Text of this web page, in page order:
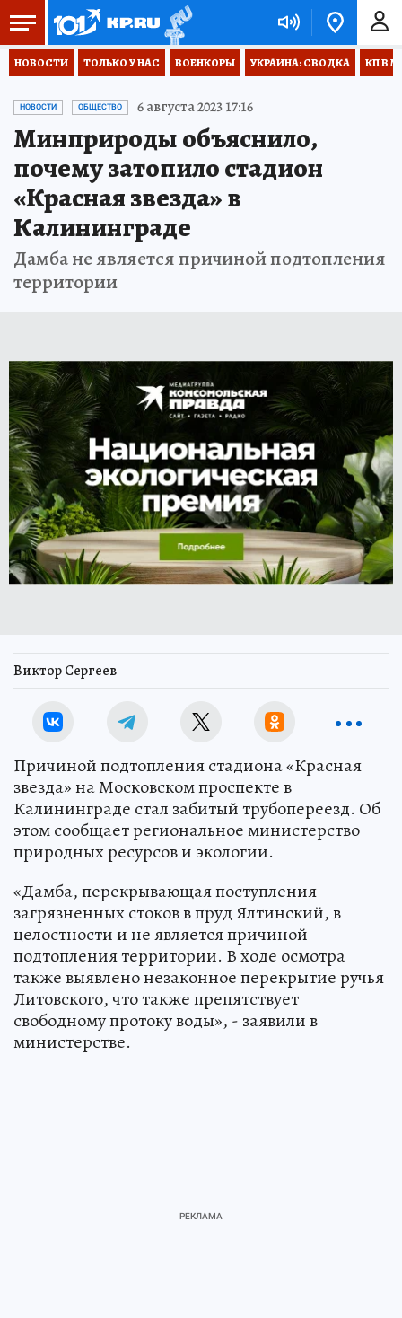
НОВОСТИ ТОЛЬКО У НАС ВОЕНКОРЫ УКРАИНА: СВОДКА КП В
НОВОСТИ ОБЩЕСТВО 6 августа 2023 17:16
Минприроды объяснило,
почему затопило стадион
«Красная звезда» в
Калининграде
Дамба не является причиной подтопления
территории
Виктор Сергеев
Причиной подтопления стадиона «Красная
звезда» на Московском проспекте в
Калининграде стал забитый трубопереезд. Об
этом сообщает региональное министерство
природных ресурсов и экологии.
«Дамба, перекрывающая поступления
загрязненных стоков в пруд Ялтинский, в
целостности и не является причиной
подтопления территории. В ходе осмотра
также выявлено незаконное перекрытие ручья
Литовского, что также препятствует
свободному протоку воды», - заявили в
министерстве.